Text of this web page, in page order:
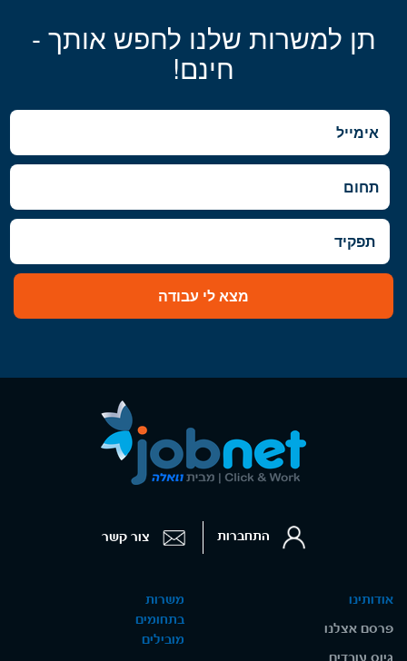
תן למשרות שלנו לחפש אותך -
חינם!
מצא לי עבודה
אודותינו
פרסם אצלנו
גיוס עובדים
משרות
בתחומים
מובילים